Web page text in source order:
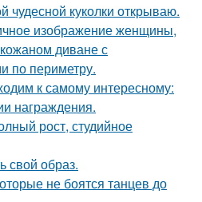
чудесной куколки открываю.
изображение женщины,
диване с
по периметру.
к самому интересному:
награждения.
рост, студийное
свой образ.
не боятся танцев до